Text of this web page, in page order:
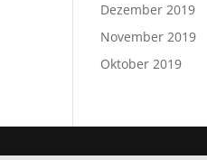
Dezember 2019
November 2019
Oktober 2019